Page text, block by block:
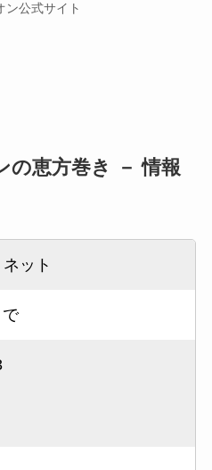
ン公式サイト
の恵方巻き － 情報
ット